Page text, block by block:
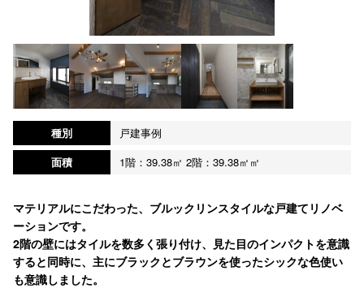
種別
戸建事例
面積
1階：39.38㎡ 2階：39.38㎡㎡
マテリアルにこだわった、ブルックリンスタイルな戸建てリノベ
ーションです。
2階の壁にはタイルを数多く張り付け、見た目のインパクトを意識
すると同時に、主にブラックとブラウンを使ったシックな色使い
も意識しました。